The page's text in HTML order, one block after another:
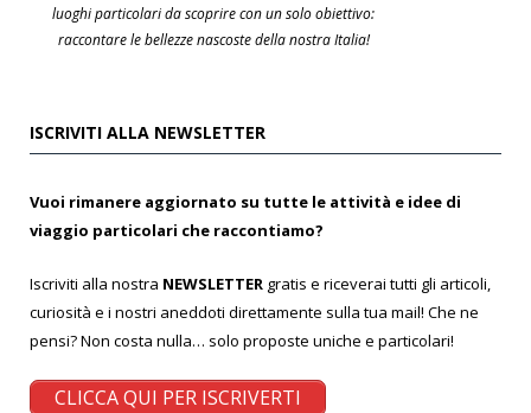
luoghi particolari da scoprire con un solo obiettivo:
raccontare le bellezze nascoste della nostra Italia!
ISCRIVITI ALLA NEWSLETTER
Vuoi rimanere aggiornato su tutte le attività e idee di
viaggio particolari che raccontiamo?
Iscriviti alla nostra NEWSLETTER gratis e riceverai tutti gli articoli,
curiosità e i nostri aneddoti direttamente sulla tua mail! Che ne
pensi? Non costa nulla… solo proposte uniche e particolari!
CLICCA QUI PER ISCRIVERTI